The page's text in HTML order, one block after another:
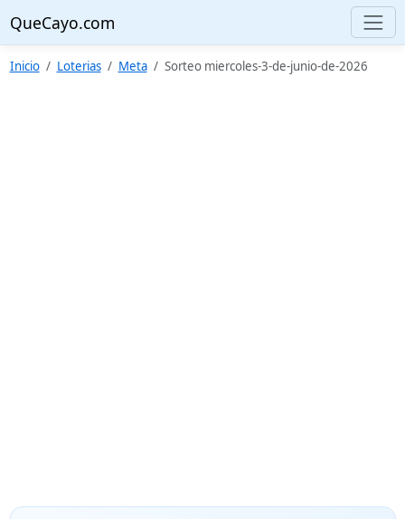
QueCayo.com
Inicio Loterias Meta Sorteo miercoles-3-de-junio-de-2026